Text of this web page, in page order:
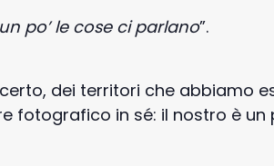
un po’ le cose ci parlano”.
dei territori che abbiamo
fotografico in sé: il nostro è un